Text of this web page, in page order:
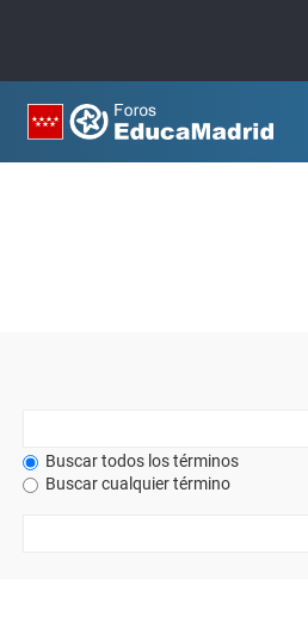
Buscar todos los términos
Buscar cualquier término